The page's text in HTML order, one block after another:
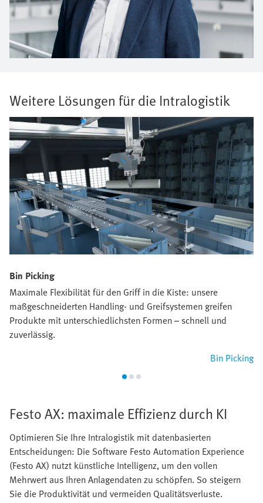
Weitere Lösungen für die Intralogistik
Bin Picking
Maximale Flexibilität für den Griff in die Kiste: unsere
maßgeschneiderten Handling- und Greifsystemen greifen
Produkte mit unterschiedlichsten Formen – schnell und
zuverlässig.
Bin Picking
Festo AX: maximale Effizienz durch KI
Optimieren Sie Ihre Intralogistik mit datenbasierten
Entscheidungen: Die Software Festo Automation Experience
(Festo AX) nutzt künstliche Intelligenz, um den vollen
Mehrwert aus Ihren Anlagendaten zu schöpfen. So steigern
Sie die Produktivität und vermeiden Qualitätsverluste.